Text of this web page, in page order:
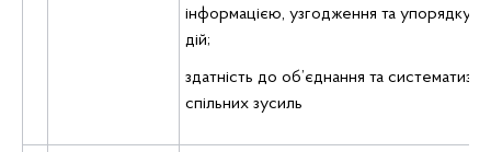
інформацією, узгодження та
дій;
здатність до об’єднання та
спільних зусиль